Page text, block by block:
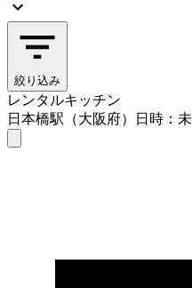
絞り込み
レンタルキッチン
日本橋駅（大阪府）
日時：